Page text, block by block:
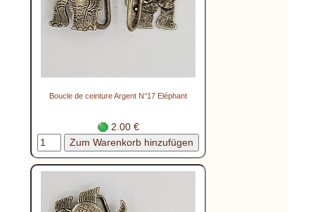
Boucle de ceinture Argent N°17 Eléphant
2.00 €